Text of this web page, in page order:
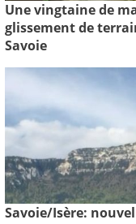
Une vingtaine de
glissement de
Savoie
Savoie/Isère: